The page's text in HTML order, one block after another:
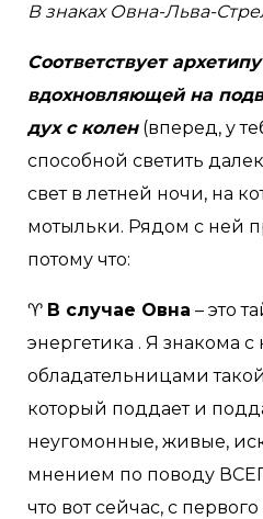
В знаках Овна-Льва-
Соответствует
вдохновляющей на
дух с колен(вперед, у
способной светить
свет в летней ночи, на
мотыльки. Рядом с ней
потому что:
♈️ В случае Овна – это
энергетика . Я знакома
обладательницами
который поддает и
неугомонные, живые,
мнением по поводу
что вот сейчас, с